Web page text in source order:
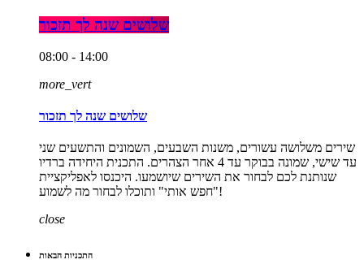
שלושים שנה לך תזכור
08:00 - 14:00
more_vert
שלושים שנה לך תזכור
שירים משלושה עשורים, משנות השבעים, השמונים והתשעים שני
עד שישי, שמונה בבוקר עד 4 אחר הצהרים. התכנית היחידה ברדיו
שנותנת לכם לבחור את השירים שיושמעו. היכנסו לאפליקציית
"חפש אותי" ותוכלו לבחור מה לשמוע!
close
התכניות הבאות